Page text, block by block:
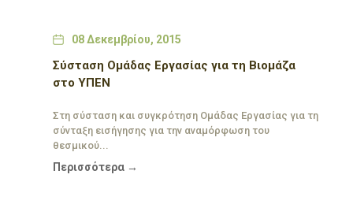
Σύσταση Ομάδας Εργασίας για τη Βιομάζα
στο ΥΠΕΝ
Date08 Δεκεμβρίου, 2015
Στη σύσταση και συγκρότηση Ομάδας Εργασίας για τη
σύνταξη εισήγησης για την αναμόρφωση του
θεσμικού...
Περισσότερα →